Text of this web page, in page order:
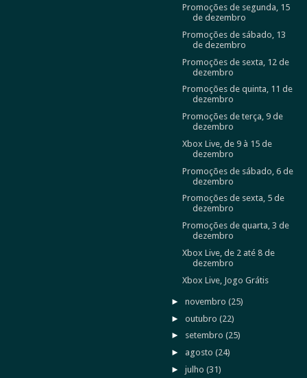
Promoções de segunda, 15
de dezembro
Promoções de sábado, 13
de dezembro
Promoções de sexta, 12 de
dezembro
Promoções de quinta, 11 de
dezembro
Promoções de terça, 9 de
dezembro
Xbox Live, de 9 à 15 de
dezembro
Promoções de sábado, 6 de
dezembro
Promoções de sexta, 5 de
dezembro
Promoções de quarta, 3 de
dezembro
Xbox Live, de 2 até 8 de
dezembro
Xbox Live, Jogo Grátis
►novembro(25)
►outubro(22)
► setembro(25)
► agosto(24)
►julho(31)